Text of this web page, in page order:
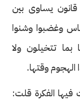
يساوى بين
وغضبوا وشنوا
تتخيلون ولا
وقتها.
فيها الفكرة قلت: